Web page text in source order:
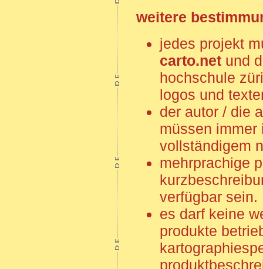
weitere
jedes projekt
carto.net und
hochschule
logos und
der autor / die
müssen immer
vollständigem
mehrprachige
verfügbar sein.
es darf keine
produkte